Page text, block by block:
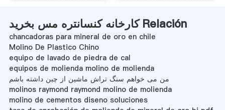
کارخانه کنسانتره مس بخرید Relación
chancadoras para mineral de oro en chile
Molino De Plastico Chino
equipo de lavado de piedra de cal
equipos de molienda molino de molienda
من می خواهم سنگ تراش ماشین از چین داشته باشم
molinos raymond raymond molino de molienda
molino de cementos diseno soluciones